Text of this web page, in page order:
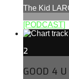
The Kid
[PODCAST]
2
GOOD 4 U